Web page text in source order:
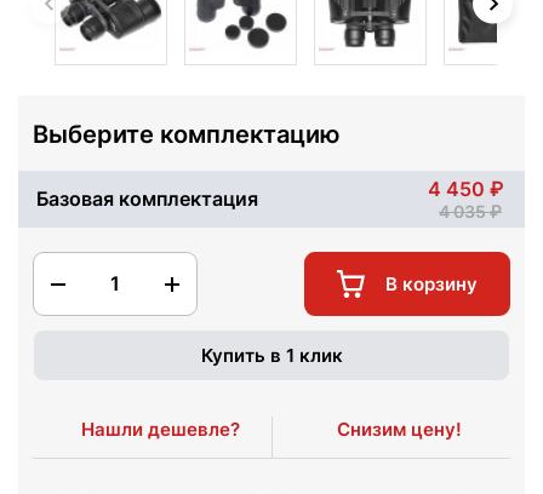
Выберите комплектацию
Базовая комплектация 4 450
4 035
1 В корзину
Купить в 1 клик
Нашли дешевле? Снизим цену!